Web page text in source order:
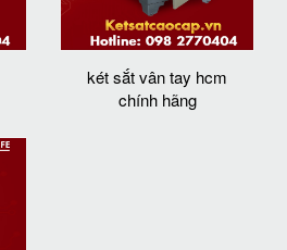
két sắt vân tay hcm
chính hãng